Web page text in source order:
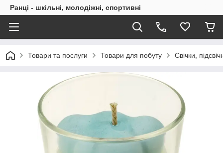
Ранці - шкільні, молодіжні, спортивні
Товари та послуги Товари для побуту Свічки,